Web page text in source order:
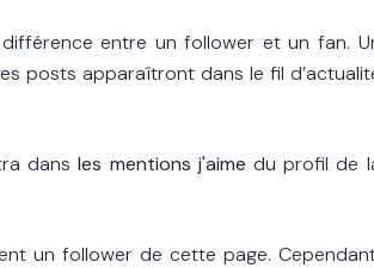
entre un follower et un fan.
posts apparaîtront dans le fil
dansles mentions j'aime du profil de
un follower de cette page.